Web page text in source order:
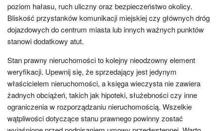
poziom hałasu, ruch uliczny oraz bezpieczeństwo okolicy.
Bliskość przystanków komunikacji miejskiej czy głównych dróg
dojazdowych do centrum miasta lub innych ważnych punktów
stanowi dodatkowy atut.
Stan prawny nieruchomości to kolejny nieodzowny element
weryfikacji. Upewnij się, że sprzedający jest jedynym
właścicielem nieruchomości, a księga wieczysta nie zawiera
żadnych obciążeń, takich jak hipoteki, służebności czy inne
ograniczenia w rozporządzaniu nieruchomością. Wszelkie
wątpliwości dotyczące stanu prawnego powinny zostać